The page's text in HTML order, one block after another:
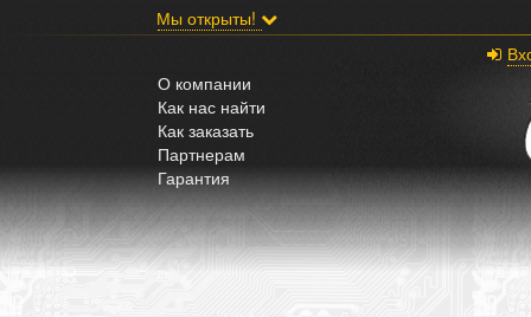
Мы открыты!
О компании
Как нас найти
Как заказать
Партнерам
Гарантия